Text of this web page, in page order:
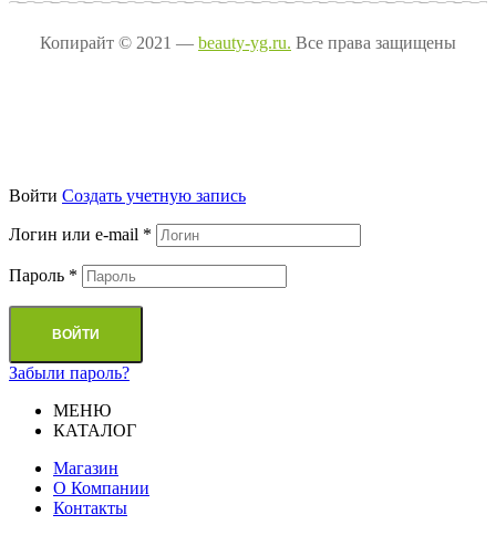
Копирайт © 2021 — beauty-yg.ru. Все права защищены
Войти Cоздать учетную запись
Логин или e-mail *
Пароль *
ВОЙТИ
Забыли пароль?
МЕНЮ
КАТАЛОГ
Магазин
О Компании
Контакты